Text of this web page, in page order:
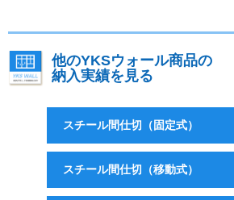
他のYKSウォール商品の
納入実績を見る
スチール間仕切（固定式）
スチール間仕切（移動式）